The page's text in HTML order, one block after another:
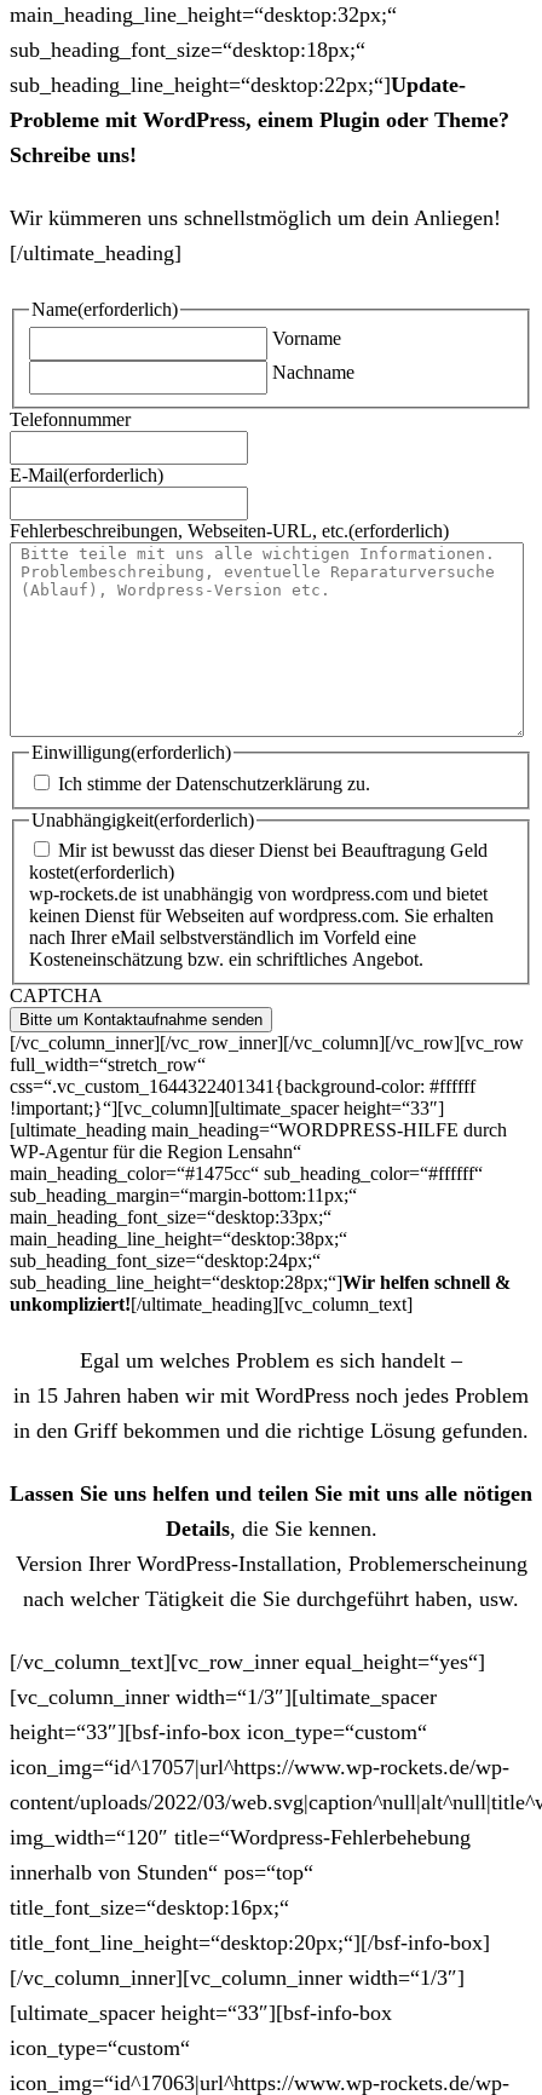
main_heading_line_height=“desktop:32px;“
sub_heading_font_size=“desktop:18px;“
sub_heading_line_height=“desktop:22px;“]Update-
Probleme mit WordPress, einem Plugin oder Theme?
Schreibe uns!
Wir kümmeren uns schnellstmöglich um dein Anliegen!
[/ultimate_heading]
Name(erforderlich)
Vorname
Nachname
Telefonnummer
E-Mail(erforderlich)
Fehlerbeschreibungen, Webseiten-URL, etc.(erforderlich)
Einwilligung(erforderlich)
Ich stimme der Datenschutzerklärung zu.
Unabhängigkeit(erforderlich)
Mir ist bewusst das dieser Dienst bei Beauftragung Geld
kostet(erforderlich)
wp-rockets.de ist unabhängig von wordpress.com und bietet
keinen Dienst für Webseiten auf wordpress.com. Sie erhalten
nach Ihrer eMail selbstverständlich im Vorfeld eine
Kosteneinschätzung bzw. ein schriftliches Angebot.
CAPTCHA
[/vc_column_inner][/vc_row_inner][/vc_column][/vc_row][vc_row
full_width=“stretch_row“
css=“.vc_custom_1644322401341{background-color: #ffffff
!important;}“][vc_column][ultimate_spacer height=“33″]
[ultimate_heading main_heading=“WORDPRESS-HILFE durch
WP-Agentur für die Region Lensahn“
main_heading_color=“#1475cc“ sub_heading_color=“#ffffff“
sub_heading_margin=“margin-bottom:11px;“
main_heading_font_size=“desktop:33px;“
main_heading_line_height=“desktop:38px;“
sub_heading_font_size=“desktop:24px;“
sub_heading_line_height=“desktop:28px;“]Wir helfen schnell &
unkompliziert![/ultimate_heading][vc_column_text]
Egal um welches Problem es sich handelt –
in 15 Jahren haben wir mit WordPress noch jedes Problem
in den Griff bekommen und die richtige Lösung gefunden.
Lassen Sie uns helfen und teilen Sie mit uns alle nötigen
Details, die Sie kennen.
Version Ihrer WordPress-Installation, Problemerscheinung
nach welcher Tätigkeit die Sie durchgeführt haben, usw.
[/vc_column_text][vc_row_inner equal_height=“yes“]
[vc_column_inner width=“1/3″][ultimate_spacer
height=“33″][bsf-info-box icon_type=“custom“
icon_img=“id^17057|url^https://www.wp-rockets.de/wp-
content/uploads/2022/03/
img_width=“120″ title=“Wordpress-Fehlerbehebung
innerhalb von Stunden“ pos=“top“
title_font_size=“desktop:16px;“
title_font_line_height=“desktop:20px;“][/bsf-info-box]
[/vc_column_inner][vc_column_inner width=“1/3″]
[ultimate_spacer height=“33″][bsf-info-box
icon_type=“custom“
icon_img=“id^17063|url^https://www.wp-rockets.de/wp-